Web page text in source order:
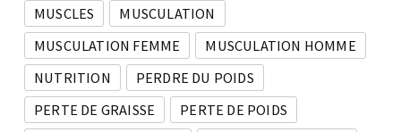
MUSCLES
MUSCULATION
MUSCULATION FEMME
MUSCULATION HOMME
NUTRITION
PERDRE DU POIDS
PERTE DE GRAISSE
PERTE DE POIDS